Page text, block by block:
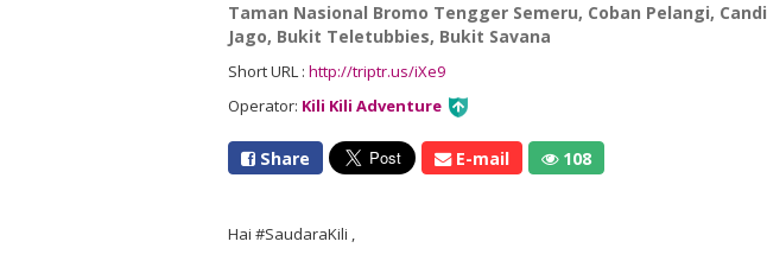
Taman Nasional Bromo Tengger Semeru, Coban Pelangi, Candi
Jago, Bukit Teletubbies, Bukit Savana
Short URL : http://triptr.us/iXe9
Operator: Kili Kili Adventure
Share E-mail 108
Hai #SaudaraKili ,